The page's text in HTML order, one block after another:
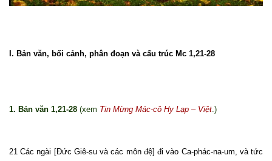
I. Bản văn, bối cảnh, phân đoạn và cấu trúc Mc 1,21-28
1. Bản văn 1,21-28 (xem Tin Mừng Mác-cô Hy Lạp – Việt .)
21 Các ngài [Đức Giê-su và các môn đệ] đi vào Ca-phác-na-um, và tức